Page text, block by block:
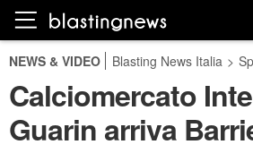
NEWS & VIDEO Blasting News Italia >
Calciomercato
Guarin arriva